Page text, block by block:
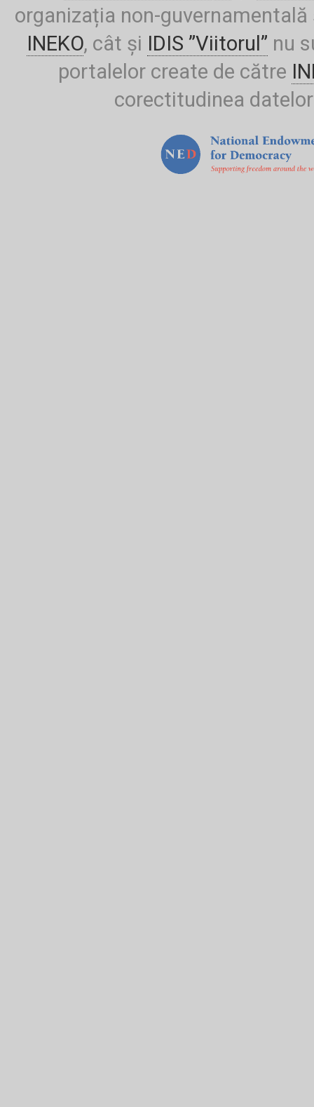
organizația non-
INEKO, cât și IDIS ”Viitorul” nu
portalelor create de către
corectitudinea